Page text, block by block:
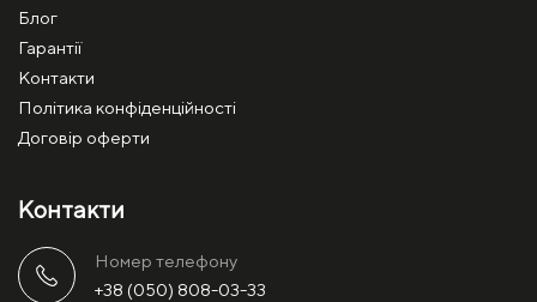
Блог
Гарантії
Контакти
Політика конфіденційності
Договір оферти
Контакти
Номер телефону
+38 (050) 808-03-33